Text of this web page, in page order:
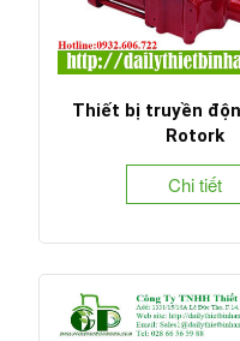
Thiết bị truyền
Rotork
Chi tiết